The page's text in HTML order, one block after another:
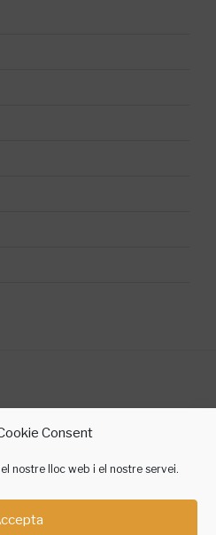
Consent
nostre lloc web i el nostre servei.